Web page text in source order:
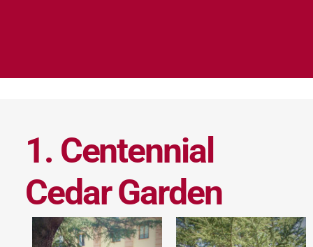
1. Centennial
Cedar Garden